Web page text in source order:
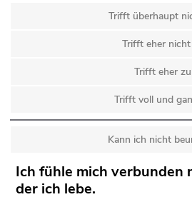
Trifft überhaupt
Trifft eher
Trifft eher zu
Trifft voll und
Kann ich nicht
Ich fühle mich verbunden
der ich lebe.